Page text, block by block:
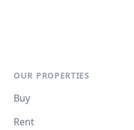
OUR PROPERTIES
Buy
Rent